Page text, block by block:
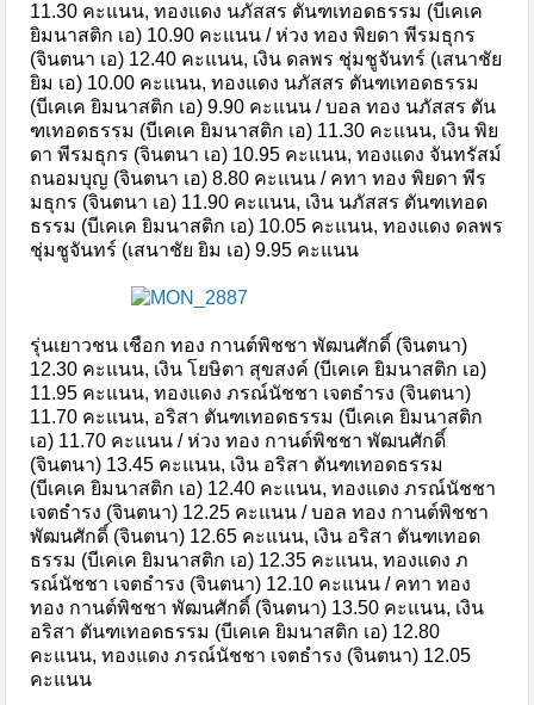
11.30 คะแนน, ทองแดง นภัสสร ตันฑเทอดธรรม (บีเคเค
ยิมนาสติก เอ) 10.90 คะแนน / ห่วง ทอง พิยดา พีรมธุกร
(จินตนา เอ) 12.40 คะแนน, เงิน ดลพร ชุ่มชูจันทร์ (เสนาชัย
ยิม เอ) 10.00 คะแนน, ทองแดง นภัสสร ตันฑเทอดธรรม
(บีเคเค ยิมนาสติก เอ) 9.90 คะแนน / บอล ทอง นภัสสร ตัน
ฑเทอดธรรม (บีเคเค ยิมนาสติก เอ) 11.30 คะแนน, เงิน พิย
ดา พีรมธุกร (จินตนา เอ) 10.95 คะแนน, ทองแดง จันทรัสม์
ถนอมบุญ (จินตนา เอ) 8.80 คะแนน / คทา ทอง พิยดา พีร
มธุกร (จินตนา เอ) 11.90 คะแนน, เงิน นภัสสร ตันฑเทอด
ธรรม (บีเคเค ยิมนาสติก เอ) 10.05 คะแนน, ทองแดง ดลพร
ชุ่มชูจันทร์ (เสนาชัย ยิม เอ) 9.95 คะแนน
รุ่นเยาวชน เชือก ทอง กานต์พิชชา พัฒนศักดิ์ (จินตนา)
12.30 คะแนน, เงิน โยษิตา สุขสงค์ (บีเคเค ยิมนาสติก เอ)
11.95 คะแนน, ทองแดง ภรณ์นัชชา เจตธำรง (จินตนา)
11.70 คะแนน, อริสา ตันฑเทอดธรรม (บีเคเค ยิมนาสติก
เอ) 11.70 คะแนน / ห่วง ทอง กานต์พิชชา พัฒนศักดิ์
(จินตนา) 13.45 คะแนน, เงิน อริสา ตันฑเทอดธรรม
(บีเคเค ยิมนาสติก เอ) 12.40 คะแนน, ทองแดง ภรณ์นัชชา
เจตธำรง (จินตนา) 12.25 คะแนน / บอล ทอง กานต์พิชชา
พัฒนศักดิ์ (จินตนา) 12.65 คะแนน, เงิน อริสา ตันฑเทอด
ธรรม (บีเคเค ยิมนาสติก เอ) 12.35 คะแนน, ทองแดง ภ
รณ์นัชชา เจตธำรง (จินตนา) 12.10 คะแนน / คทา ทอง
ทอง กานต์พิชชา พัฒนศักดิ์ (จินตนา) 13.50 คะแนน, เงิน
อริสา ตันฑเทอดธรรม (บีเคเค ยิมนาสติก เอ) 12.80
คะแนน, ทองแดง ภรณ์นัชชา เจตธำรง (จินตนา) 12.05
คะแนน